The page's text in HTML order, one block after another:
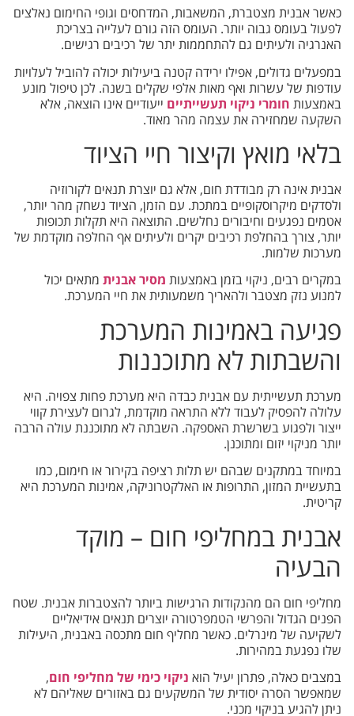
כאשר אבנית מצטברת, המשאבות, המדחסים וגופי החימום נאלצים
לפעול בעומס גבוה יותר. העומס הזה גורם לעלייה בצריכת
האנרגיה ולעיתים גם להתחממות יתר של רכיבים רגישים.
במפעלים גדולים, אפילו ירידה קטנה ביעילות יכולה להוביל לעלויות
עודפות של עשרות ואף מאות אלפי שקלים בשנה. לכן טיפול מונע
באמצעות חומרי ניקוי תעשייתיים ייעודיים אינו הוצאה, אלא
השקעה שמחזירה את עצמה מהר מאוד.
בלאי מואץ וקיצור חיי הציוד
אבנית אינה רק מבודדת חום, אלא גם יוצרת תנאים לקורוזיה
ולסדקים מיקרוסקופיים במתכת. עם הזמן, הציוד נשחק מהר יותר,
אטמים נפגעים וחיבורים נחלשים. התוצאה היא תקלות תכופות
יותר, צורך בהחלפת רכיבים יקרים ולעיתים אף החלפה מוקדמת של
מערכות שלמות.
במקרים רבים, ניקוי בזמן באמצעות מסיר אבנית מתאים יכול
למנוע נזק מצטבר ולהאריך משמעותית את חיי המערכת.
פגיעה באמינות המערכת
והשבתות לא מתוכננות
מערכת תעשייתית עם אבנית כבדה היא מערכת פחות צפויה. היא
עלולה להפסיק לעבוד ללא התראה מוקדמת, לגרום לעצירת קווי
ייצור ולפגוע בשרשרת האספקה. השבתה לא מתוכננת עולה הרבה
יותר מניקוי יזום ומתוכנן.
במיוחד במתקנים שבהם יש תלות רציפה בקירור או חימום, כמו
בתעשיית המזון, התרופות או האלקטרוניקה, אמינות המערכת היא
קריטית.
אבנית במחליפי חום – מוקד
הבעיה
מחליפי חום הם מהנקודות הרגישות ביותר להצטברות אבנית. שטח
הפנים הגדול והפרשי הטמפרטורה יוצרים תנאים אידיאליים
לשקיעה של מינרלים. כאשר מחליף חום מתכסה באבנית, היעילות
שלו נפגעת במהירות.
במצבים כאלה, פתרון יעיל הוא ניקוי כימי של מחליפי חום,
שמאפשר הסרה יסודית של המשקעים גם באזורים שאליהם לא
ניתן להגיע בניקוי מכני.